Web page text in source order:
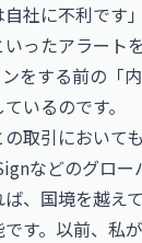
自社に不利です
ったアラート
をする前の「
いるのです。
取引において
などのグロ
、国境を越え
す。以前、私